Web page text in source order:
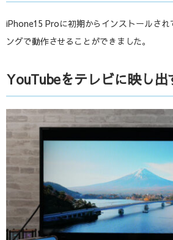
iPhone15 Proに初期からインストールされ
ングで動作させることができました。
YouTubeをテレビに映し出